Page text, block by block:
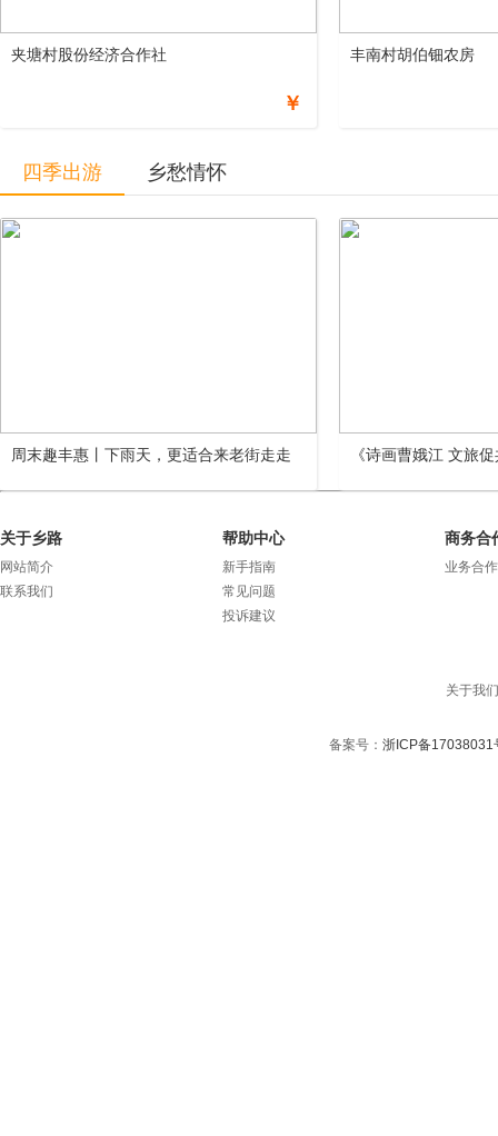
夹塘村股份经济合作社
￥
丰南村胡伯钿农房
四季出游 乡愁情怀
周末趣丰惠丨下雨天，更适合来老街走走 《诗画曹娥江 文旅
关于乡路
网站简介
联系我们
帮助中心
新手指南
常见问题
投诉建议
商务合
业务合作
关于我们
备案号： 浙ICP备